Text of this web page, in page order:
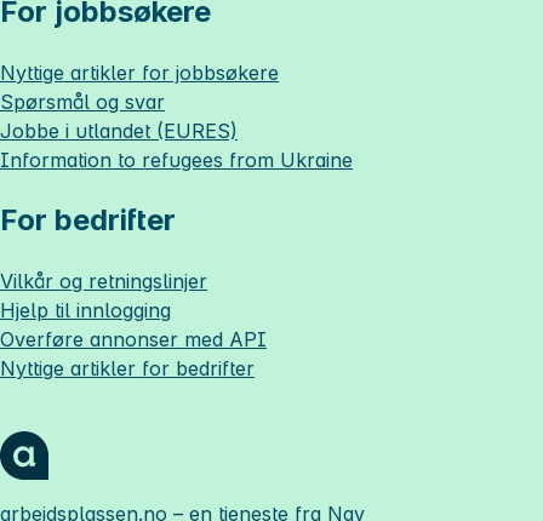
For jobbsøkere
Nyttige artikler for jobbsøkere
Spørsmål og svar
Jobbe i utlandet (EURES)
Information to refugees from Ukraine
For bedrifter
Vilkår og retningslinjer
Hjelp til innlogging
Overføre annonser med API
Nyttige artikler for bedrifter
arbeidsplassen.no – en tjeneste fra Nav